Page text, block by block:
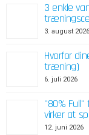
3 enkle
3. august 2026
Hvorfor
træning)
6. juli 2026
"80%
virker at
12. juni 2026